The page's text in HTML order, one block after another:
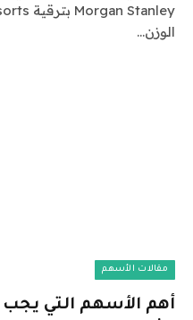
الوزن…
مقالات الأسهم
أهم الأسهم التي يجب